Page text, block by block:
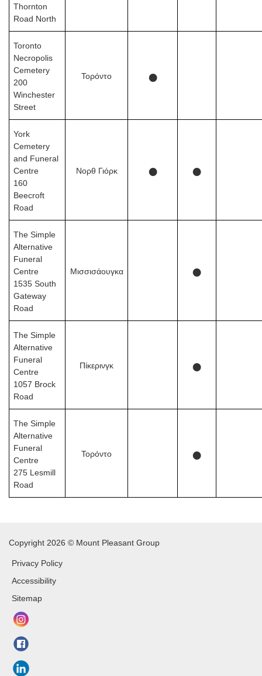
Thornton
Road North
Toronto
Necropolis
Cemetery
200
Winchester
Street
Τορόντο ●
York
Cemetery
and Funeral
Centre
160
Beecroft
Road
Νορθ Γιόρκ ● ●
The Simple
Alternative
Funeral
Centre
1535 South
Gateway
Road
Μισσισάουγκα ●
The Simple
Alternative
Funeral
Centre
1057 Brock
Road
Πίκερινγκ ●
The Simple
Alternative
Funeral
Centre
275 Lesmill
Road
Τορόντο ●
Copyright 2026 © Mount Pleasant Group
Privacy Policy
Accessibility
Sitemap